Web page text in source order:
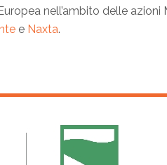
nell’ambito delle
e Naxta.